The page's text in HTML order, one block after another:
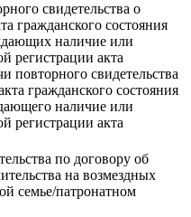
свидетельства о
гражданского состояния
наличие или
регистрации акта
повторного свидетельства
гражданского состояния
наличие или
регистрации акта
по договору об
на возмездных
семье/патронатном